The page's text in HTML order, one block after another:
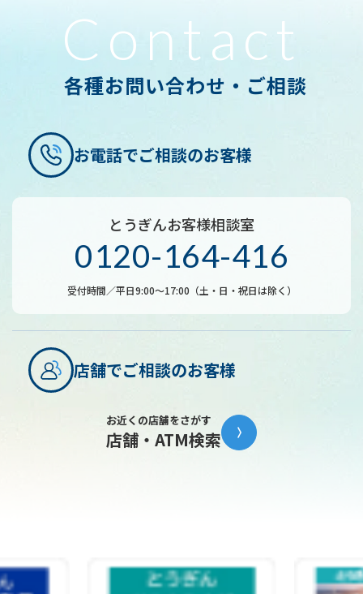
一部について委託された場合等において、委
託された当該業務を適切に遂行するため
お客さまとの契約や法令等に基づく権利の行
使や業務の履行のため
実施等による金融商品やサービスの研究や開
ダイレクトメールの発送等、金融商品やサー
ビスに関する各種ご提案のため
お客さまに対し、お取引内容、お預り残高な
どの報告を行うため
に履行するため
なお、特定の個人情報の利用目的が、法令等に基
づき限定されている場合には、当該利用目的以外
銀行法施行規則等により、人種、信条、門地、本籍
等、保健医療または犯罪経歴についての情報等の特別
Contact
各種お問い合わせ・ご相談
お電話でご相談のお客様
とうぎんお客様相談室
0120-164-416
受付時間／平日9:00～17:00（土・日・祝日は除く）
店舗でご相談のお客様
お近くの店舗をさがす
店舗・ATM検索